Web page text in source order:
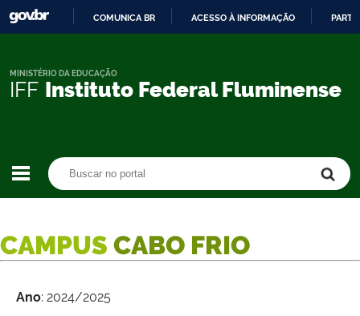
CONTEÚDO
COMUNICA BR ACESSO À INFORMAÇÃO
IFF Instituto Federal Fluminense
MINISTÉRIO DA EDUCAÇÃO
CAMPUS CABO FRIO
Ano: 2024/2025